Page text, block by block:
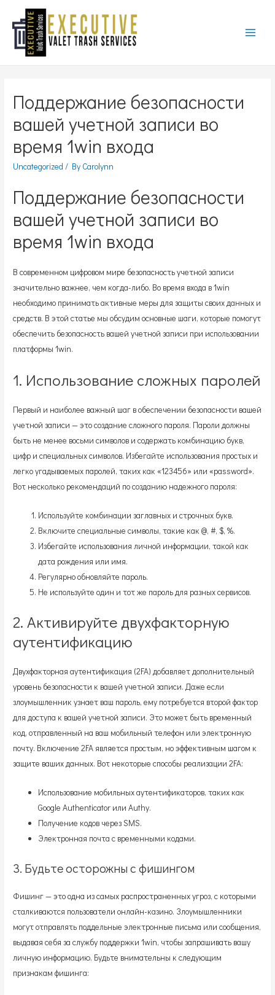
Поддержание безопасности
вашей учетной записи во
время 1win входа
Uncategorized / By Carolynn
Поддержание безопасности
вашей учетной записи во
время 1win входа
В современном цифровом мире безопасность учетной записи
значительно важнее, чем когда-либо. Во время входа в 1win
необходимо принимать активные меры для защиты своих данных и
средств. В этой статье мы обсудим основные шаги, которые помогут
обеспечить безопасность вашей учетной записи при использовании
платформы 1win.
1. Использование сложных паролей
Первый и наиболее важный шаг в обеспечении безопасности вашей
учетной записи — это создание сложного пароля. Пароли должны
быть не менее восьми символов и содержать комбинацию букв,
цифр и специальных символов. Избегайте использования простых и
легко угадываемых паролей, таких как «123456» или «password».
Вот несколько рекомендаций по созданию надежного пароля:
Используйте комбинации заглавных и строчных букв.
Включите специальные символы, такие как @, #, $, %.
Избегайте использования личной информации, такой как
дата рождения или имя.
Регулярно обновляйте пароль.
Не используйте один и тот же пароль для разных сервисов.
2. Активируйте двухфакторную
аутентификацию
Двухфакторная аутентификация (2FA) добавляет дополнительный
уровень безопасности к вашей учетной записи. Даже если
злоумышленник узнает ваш пароль, ему потребуется второй фактор
для доступа к вашей учетной записи. Это может быть временный
код, отправленный на ваш мобильный телефон или электронную
почту. Включение 2FA является простым, но эффективным шагом к
защите ваших данных. Вот некоторые способы реализации 2FA:
Использование мобильных аутентификаторов, таких как
Google Authenticator или Authy.
Получение кодов через SMS.
Электронная почта с временными кодами.
3. Будьте осторожны с фишингом
Фишинг — это одна из самых распространенных угроз, с которыми
сталкиваются пользователи онлайн-казино. Злоумышленники
могут отправлять поддельные электронные письма или сообщения,
выдавая себя за службу поддержки 1win, чтобы запрашивать вашу
личную информацию. Будьте внимательны к следующим
признакам фишинга: